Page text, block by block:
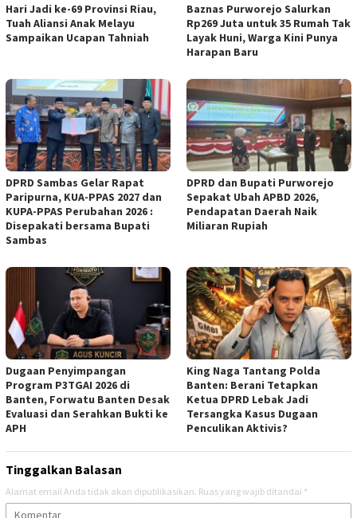
Hari Jadi ke-69 Provinsi Riau,
Tuah Aliansi Anak Melayu
Sampaikan Ucapan Tahniah
Baznas Purworejo Salurkan
Rp269 Juta untuk 35 Rumah Tak
Layak Huni, Warga Kini Punya
Harapan Baru ‎
DPRD Sambas Gelar Rapat
Paripurna, KUA-PPAS 2027 dan
KUPA-PPAS Perubahan 2026 :
Disepakati bersama Bupati
Sambas
DPRD dan Bupati Purworejo
Sepakat Ubah APBD 2026,
Pendapatan Daerah Naik
Miliaran Rupiah ‎
Dugaan Penyimpangan
Program P3TGAI 2026 di
Banten, Forwatu Banten Desak
Evaluasi dan Serahkan Bukti ke
APH
‎King Naga Tantang Polda
Banten: Berani Tetapkan
Ketua DPRD Lebak Jadi
Tersangka Kasus Dugaan
Penculikan Aktivis? ‎
Tinggalkan Balasan
Alamat email Anda tidak akan dipublikasikan. Ruas yang wajib ditandai *